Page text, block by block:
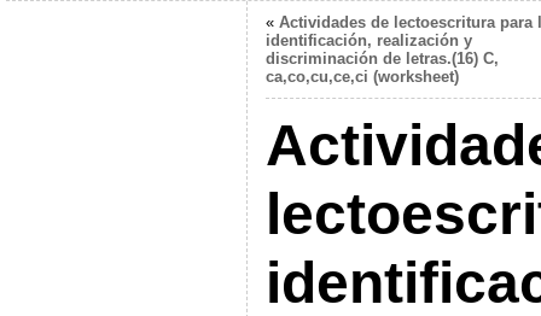
« Actividades de lectoescritura para
identificación, realización y
discriminación de letras.(16) C,
ca,co,cu,ce,ci (worksheet)